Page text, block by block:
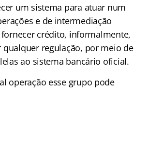
um sistema para atuar num
e de intermediação
crédito, informalmente,
qualquer regulação, por meio de
ao sistema bancário oficial.
operação esse grupo pode